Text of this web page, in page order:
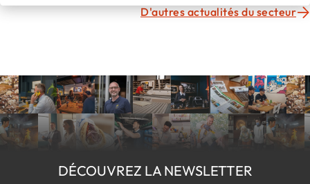
D'autres actualités du secteur
DÉCOUVREZ LA NEWSLETTER